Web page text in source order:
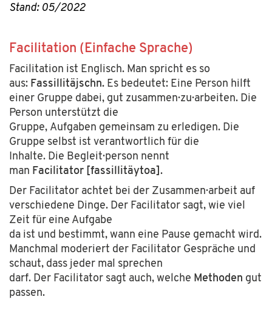
Stand: 05/2022
Facilitation (Einfache Sprache)
Facilitation ist Englisch. Man spricht es so
aus: Fassillitäjschn. Es bedeutet: Eine Person hilft
einer Gruppe dabei, gut zusammen·zu·arbeiten. Die
Person unterstützt die
Gruppe, Aufgaben gemeinsam zu erledigen. Die
Gruppe selbst ist verantwortlich für die
Inhalte. Die Begleit·person nennt
man Facilitator [fassillitäytoa] .
Der Facilitator achtet bei der Zusammen·arbeit auf
verschiedene Dinge. Der Facilitator sagt, wie viel
Zeit für eine Aufgabe
da ist und bestimmt, wann eine Pause gemacht wird.
Manchmal moderiert der Facilitator Gespräche und
schaut, dass jeder mal sprechen
darf. Der Facilitator sagt auch, welche Methoden gut
passen.